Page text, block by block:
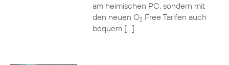
am heimischen PC, sondern mit
den neuen O2Free Tarifen auch
bequem […]